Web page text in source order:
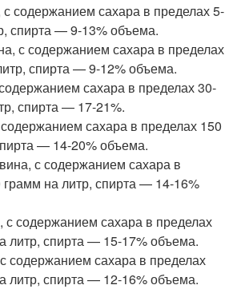
содержанием сахара в пределах 5-
спирта — 9-13% объема.
с содержанием сахара в пределах
спирта — 9-12% объема.
сахара в пределах 30-
спирта — 17-21%.
сахара в пределах 150
— 14-20% объема.
с содержанием сахара в
грамм на литр, спирта — 14-16%
содержанием сахара в пределах
литр, спирта — 15-17% объема.
содержанием сахара в пределах
литр, спирта — 12-16% объема.